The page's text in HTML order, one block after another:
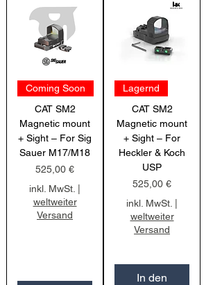
Coming Soon
CAT SM2
Magnetic mount
+ Sight – For Sig
Sauer M17/M18
Preis
525,00 €
inkl. MwSt.
weltweiter
Versand
Lagernd
CAT SM2
Magnetic mount
+ Sight – For
Heckler & Koch
USP
Preis
525,00 €
inkl. MwSt.
weltweiter
Versand
In den